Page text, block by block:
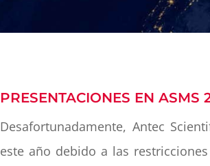
PRESENTACIONES EN ASMS
Desafortunadamente, Antec
este año debido a las